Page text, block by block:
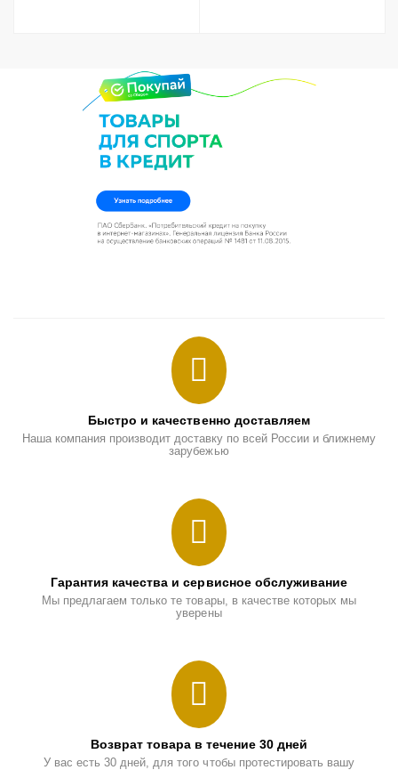
Быстро и качественно доставляем
Наша компания производит доставку по всей России и ближнему
зарубежью
Гарантия качества и сервисное обслуживание
Мы предлагаем только те товары, в качестве которых мы
уверены
Возврат товара в течение 30 дней
У вас есть 30 дней, для того чтобы протестировать вашу